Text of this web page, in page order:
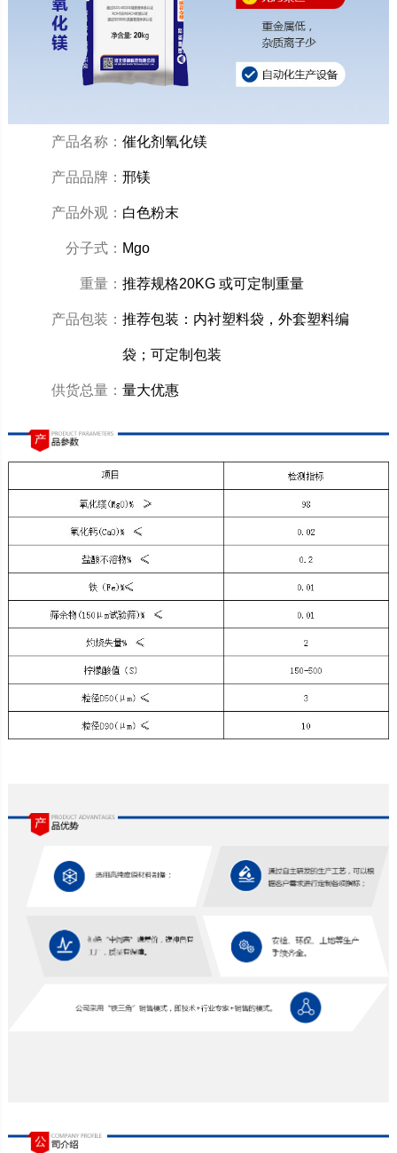
产品名称： 催化剂氧化镁
产品品牌： 邢镁
产品外观： 白色粉末
分子式： Mgo
重量： 推荐规格20KG 或可定制重量
产品包装： 推荐包装：内衬塑料袋，外套塑料编
袋；可定制包装
供货总量： 量大优惠